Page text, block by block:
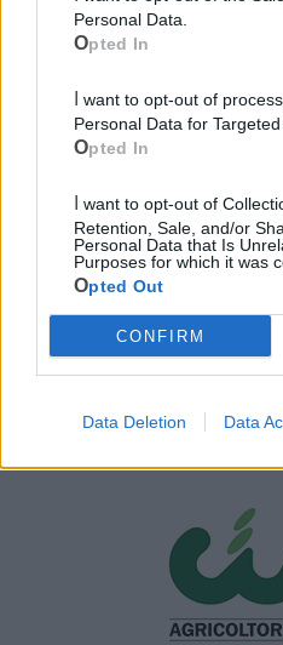
Personal Data.
Opted In
Personal Data for Targeted
Opted In
Retention, Sale, and/or
Personal Data that Is
Purposes for which it was
Opted Out
CONFIRM
Data Deletion Data
Mondo CIA